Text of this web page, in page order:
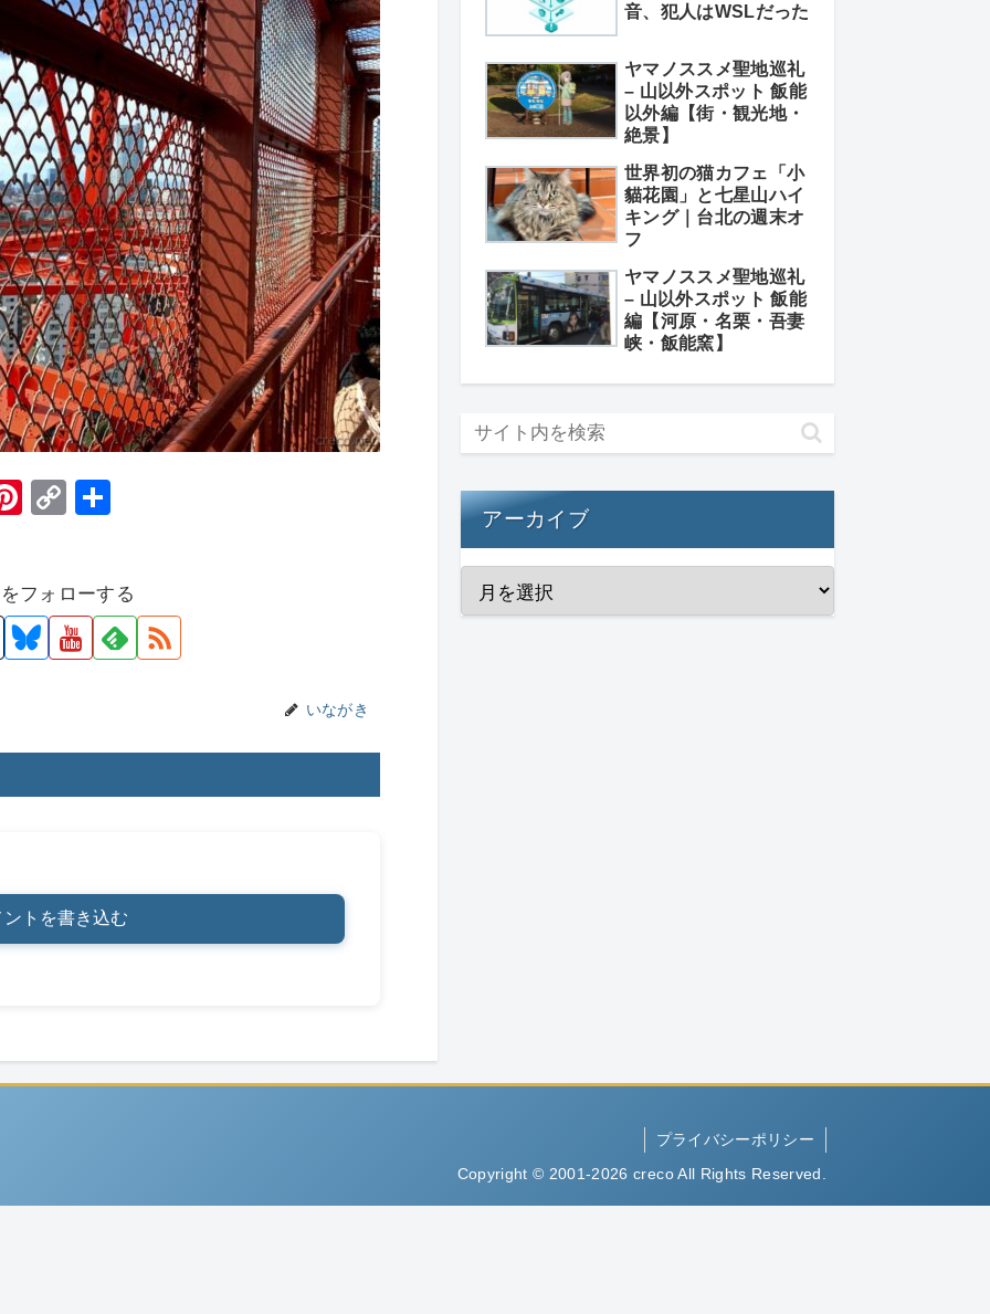
Pi
e
st
C
y
Li
フォローする
いながき
ントを書き込む
音、犯人はWSLだった
ヤマノススメ聖地巡礼
– 山以外スポット 飯能
以外編【街・観光地・
絶景】
世界初の猫カフェ「小
貓花園」と七星山ハイ
キング｜台北の週末オ
フ
ヤマノススメ聖地巡礼
– 山以外スポット 飯能
編【河原・名栗・吾妻
峡・飯能窯】
アーカイブ
プライバシーポリシー
Copyright © 2001-2026 creco All Rights Reserved.